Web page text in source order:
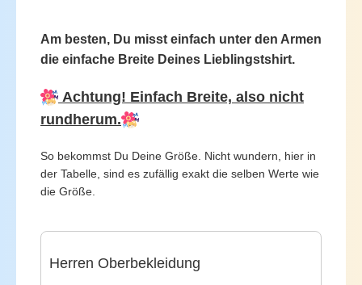
Am besten, Du misst einfach unter den Armen
die einfache Breite Deines Lieblingstshirt.
Achtung! Einfach Breite, also nicht
rundherum.
So bekommst Du Deine Größe. Nicht wundern, hier in
der Tabelle, sind es zufällig exakt die selben Werte wie
die Größe.
Herren Oberbekleidung